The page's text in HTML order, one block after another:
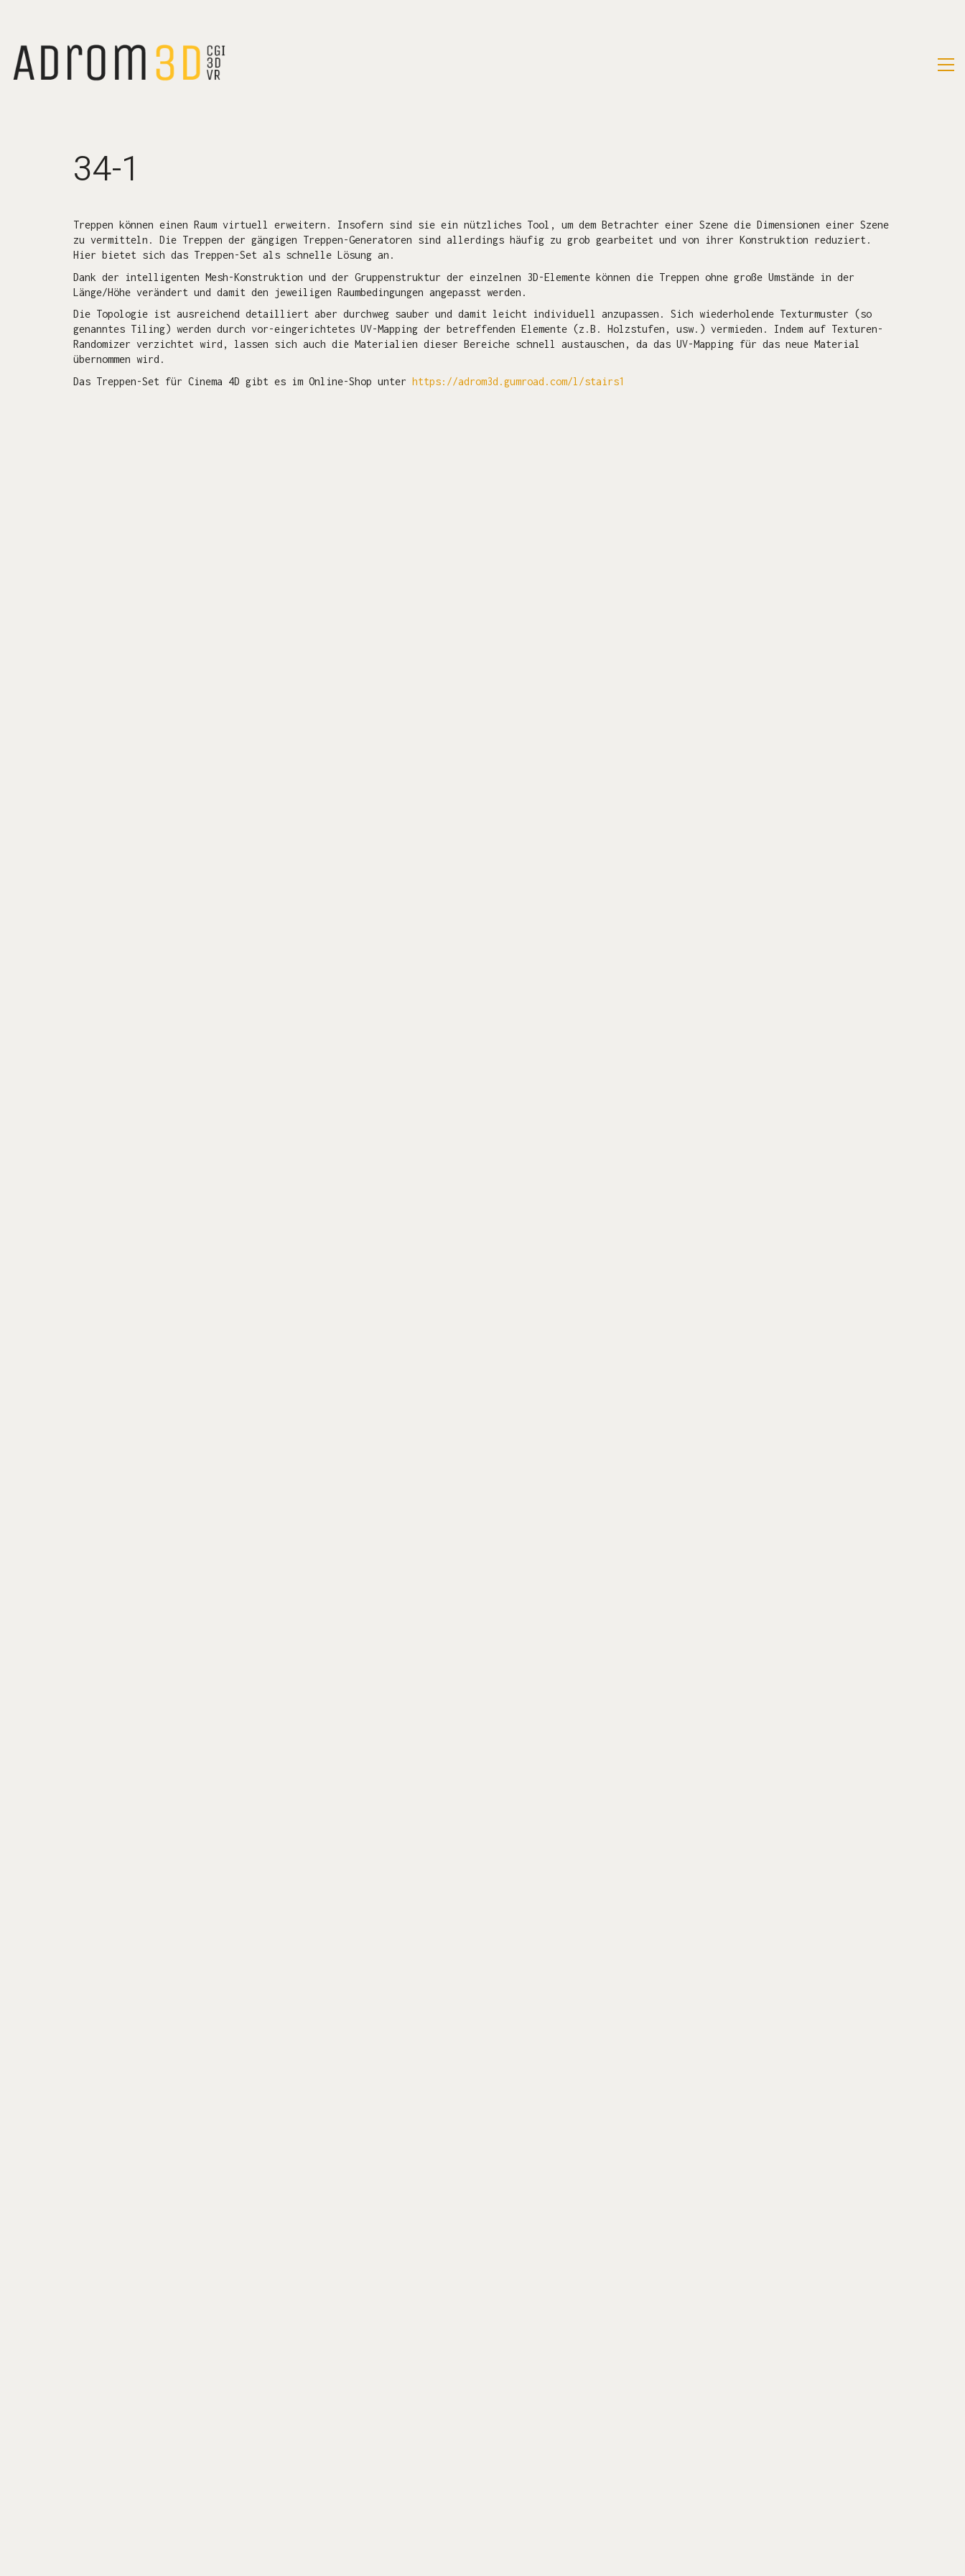
34-1
Treppen können einen Raum virtuell erweitern. Insofern sind sie ein nützliches Tool, um dem Betrachter einer Szene die Dimensionen einer Szene
zu vermitteln. Die Treppen der gängigen Treppen-Generatoren sind allerdings häufig zu grob gearbeitet und von ihrer Konstruktion reduziert.
Hier bietet sich das Treppen-Set als schnelle Lösung an.
Dank der intelligenten Mesh-Konstruktion und der Gruppenstruktur der einzelnen 3D-Elemente können die Treppen ohne große Umstände in der
Länge/Höhe verändert und damit den jeweiligen Raumbedingungen angepasst werden.
Die Topologie ist ausreichend detailliert aber durchweg sauber und damit leicht individuell anzupassen. Sich wiederholende Texturmuster (so
genanntes Tiling) werden durch vor-eingerichtetes UV-Mapping der betreffenden Elemente (z.B. Holzstufen, usw.) vermieden. Indem auf Texturen-
Randomizer verzichtet wird, lassen sich auch die Materialien dieser Bereiche schnell austauschen, da das UV-Mapping für das neue Material
übernommen wird.
Das Treppen-Set für Cinema 4D gibt es im Online-Shop unter https://adrom3d.gumroad.com/l/stairs1